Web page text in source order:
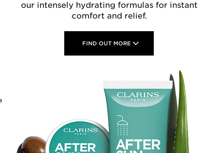
Dry Touch Sun Care
Cream UVA/UVB 30
11.5 ml
Invisible
Oil
our intensely hydrating formulas for instant
comfort and relief.
FIND OUT MORE